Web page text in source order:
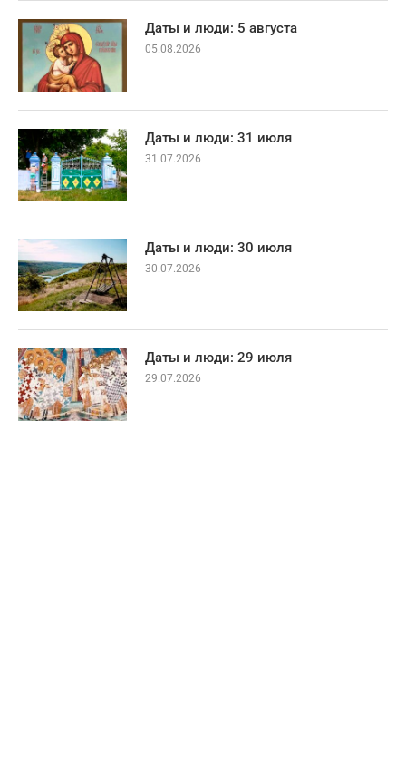
Даты и люди: 5 августа
05.08.2026
Даты и люди: 31 июля
31.07.2026
Даты и люди: 30 июля
30.07.2026
Даты и люди: 29 июля
29.07.2026